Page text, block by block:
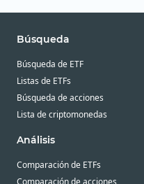
Búsqueda
Búsqueda de ETF
Listas de ETFs
Búsqueda de acciones
Lista de criptomonedas
Análisis
Comparación de ETFs
Comparación de acciones